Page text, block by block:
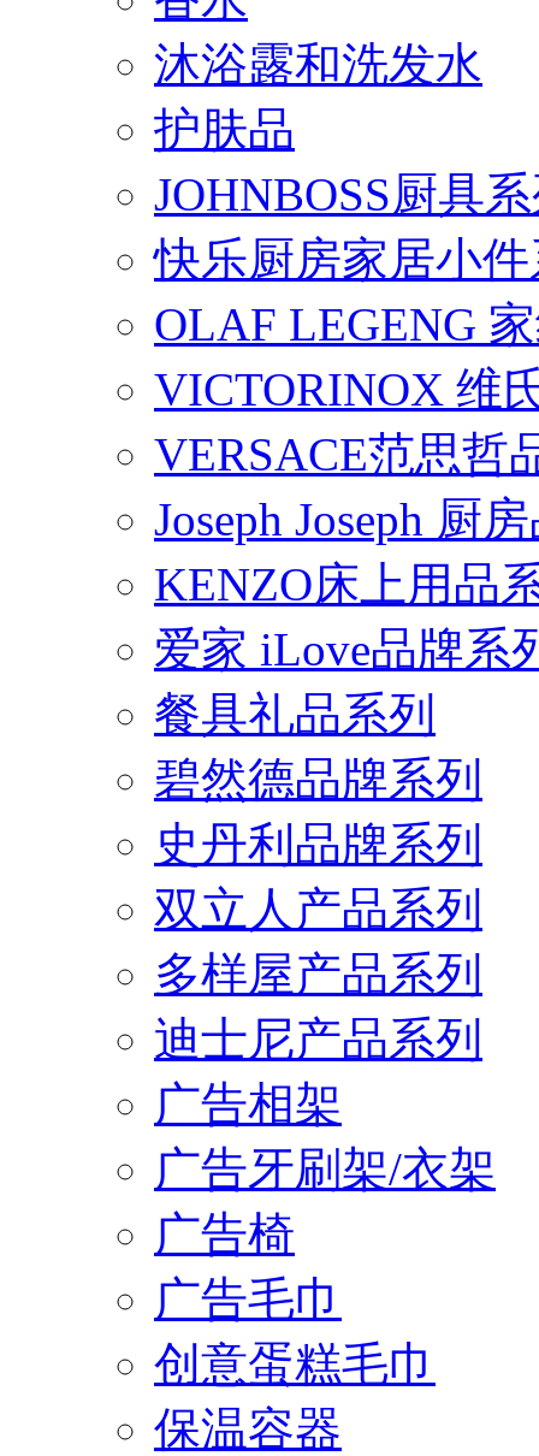
沐浴露和洗发水
护肤品
JOHNBOSS厨具
快乐厨房家居小
OLAF LEGENG
VICTORINOX 维
VERSACE范思哲
Joseph Joseph 厨
KENZO床上用品
爱家 iLove品牌系
餐具礼品系列
碧然德品牌系列
史丹利品牌系列
双立人产品系列
多样屋产品系列
迪士尼产品系列
广告相架
广告牙刷架/衣架
广告椅
广告毛巾
创意蛋糕毛巾
保温容器